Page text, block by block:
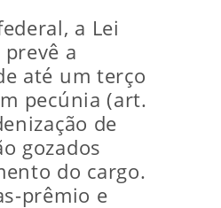
a Lei
a
até um terço
pecúnia (art.
de
gozados
do cargo.
prêmio e